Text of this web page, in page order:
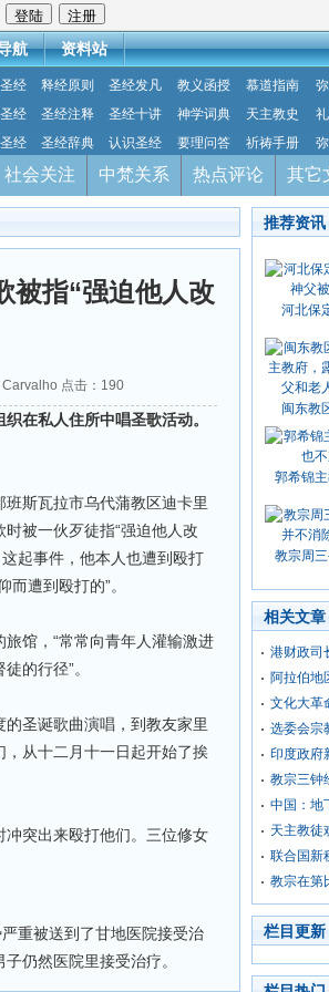
航 资料站
经 释经原则 圣经发凡 教义函授 慕道指南
经 圣经注释 圣经十讲 神学词典 天主教史
经 圣经辞典 认识圣经 要理问答 祈祷手册
社会关注 中梵关系 热点评论 其它
被指“强迫他人改
点击： 190
在私人住所中唱圣歌活动。
斯瓦拉市乌代蒲教区迪卡里
被一伙歹徒指“强迫他人改
起事件，他本人也遭到殴打
遭到殴打的”。
馆，“常常向青年人灌输激进
的行径”。
圣诞歌曲演唱，到教友家里
从十二月十一日起开始了挨
突出来殴打他们。三位修女
重被送到了甘地医院接受治
仍然医院里接受治疗。
推荐资讯
河北保
闽东教
郭希锦
教宗周
相关文章
港财政司
阿拉伯地
文化大革
选委会宗
印度政府
教宗三钟
中国：地
天主教徒
联合国新
教宗在第
栏目更新